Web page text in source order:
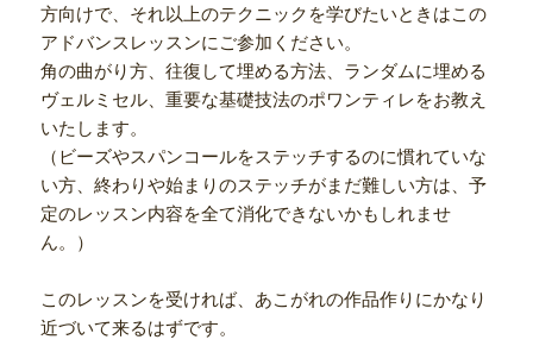
方向けで、それ以上のテクニックを学びたいときはこの
アドバンスレッスンにご参加ください。
角の曲がり方、往復して埋める方法、ランダムに埋める
ヴェルミセル、重要な基礎技法のポワンティレをお教え
いたします。
（ビーズやスパンコールをステッチするのに慣れていな
い方、終わりや始まりのステッチがまだ難しい方は、予
定のレッスン内容を全て消化できないかもしれませ
ん。）
このレッスンを受ければ、あこがれの作品作りにかなり
近づいて来るはずです。